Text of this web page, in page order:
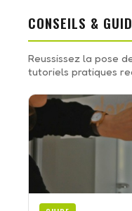
CONSEILS &
Reussissez la pose
tutoriels pratiques